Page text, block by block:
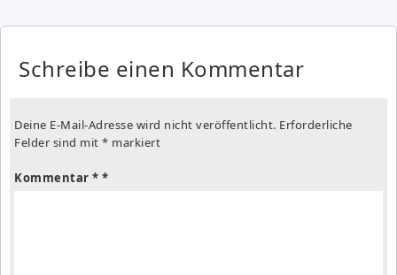
Schreibe einen Kommentar
Deine E-Mail-Adresse wird nicht veröffentlicht. Erforderliche
Felder sind mit * markiert
Kommentar *